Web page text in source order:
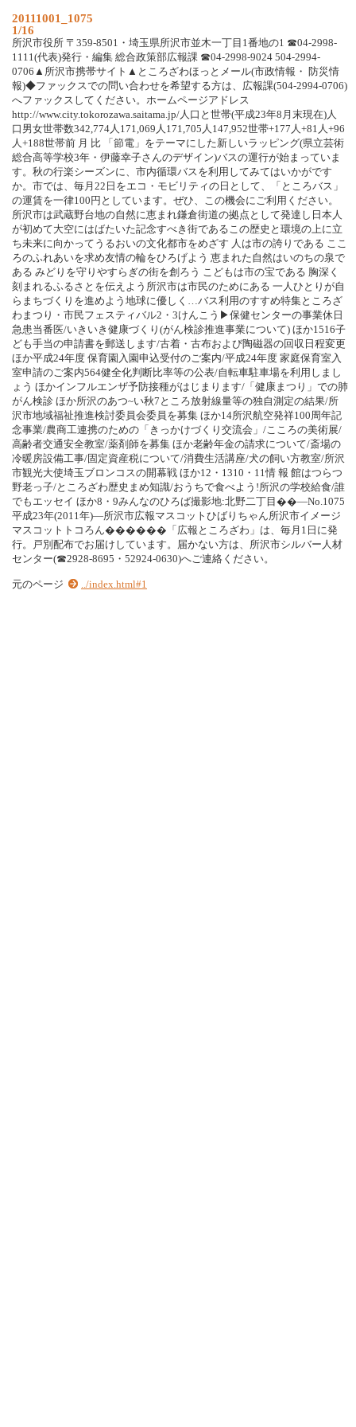
20111001_1075
1/16
所沢市役所 〒359-8501・埼玉県所沢市並木一丁目1番地の1 ☎04-2998-
1111(代表)発行・編集 総合政策部広報課 ☎04-2998-9024 504-2994-
0706▲所沢市携帯サイト▲ところざわほっとメール(市政情報・ 防災情
報)◆ファックスでの問い合わせを希望する方は、広報課(504-2994-0706)
へファックスしてください。ホームページアドレス
http://www.city.tokorozawa.saitama.jp/人口と世帯(平成23年8月末現在)人
口男女世帯数342,774人171,069人171,705人147,952世帯+177人+81人+96
人+188世帯前 月 比 「節電」をテーマにした新しいラッピング(県立芸術
総合高等学校3年・伊藤幸子さんのデザイン)バスの運行が始まっていま
す。秋の行楽シーズンに、市内循環バスを利用してみてはいかがです
か。市では、毎月22日をエコ・モビリティの日として、「ところバス」
の運賃を一律100円としています。ぜひ、この機会にご利用ください。
所沢市は武蔵野台地の自然に恵まれ鎌倉街道の拠点として発達し日本人
が初めて大空にはばたいた記念すべき街であるこの歴史と環境の上に立
ち未来に向かってうるおいの文化都市をめざす 人は市の誇りである ここ
ろのふれあいを求め友情の輪をひろげよう 恵まれた自然はいのちの泉で
ある みどりを守りやすらぎの街を創ろう こどもは市の宝である 胸深く
刻まれるふるさとを伝えよう所沢市は市民のためにある 一人ひとりが自
らまちづくりを進めよう地球に優しく…バス利用のすすめ特集ところざ
わまつり・市民フェスティバル2・3けんこう▶保健センターの事業休日
急患当番医/いきいき健康づくり(がん検診推進事業について) ほか1516子
ども手当の申請書を郵送します/古着・古布および陶磁器の回収日程変更
ほか平成24年度 保育園入園申込受付のご案内/平成24年度 家庭保育室入
室申請のご案内564健全化判断比率等の公表/自転車駐車場を利用しまし
ょう ほかインフルエンザ予防接種がはじまります/「健康まつり」での肺
がん検診 ほか所沢のあつ~い秋7ところ放射線量等の独自測定の結果/所
沢市地域福祉推進検討委員会委員を募集 ほか14所沢航空発祥100周年記
念事業/農商工連携のための「きっかけづくり交流会」/こころの美術展/
高齢者交通安全教室/薬剤師を募集 ほか老齢年金の請求について/斎場の
冷暖房設備工事/固定資産税について/消費生活講座/犬の飼い方教室/所沢
市観光大使埼玉ブロンコスの開幕戦 ほか12・1310・11情 報 館はつらつ
野老っ子/ところざわ歴史まめ知識/おうちで食べよう!所沢の学校給食/誰
でもエッセイ ほか8・9みんなのひろば撮影地:北野二丁目��―No.1075
平成23年(2011年)―所沢市広報マスコットひばりちゃん所沢市イメージ
マスコットトコろん������「広報ところざわ」は、毎月1日に発
行。戸別配布でお届けしています。届かない方は、所沢市シルバー人材
センター(☎2928-8695・52924-0630)へご連絡ください。
元のページ ../index.html#1